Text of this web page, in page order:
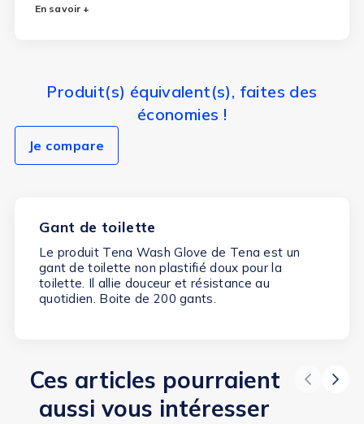
En savoir +
Produit(s) équivalent(s), faites des
économies !
Je compare
Gant de toilette
Le produit Tena Wash Glove de Tena est un
gant de toilette non plastifié doux pour la
toilette. Il allie douceur et résistance au
quotidien. Boite de 200 gants.
Ces articles pourraient
aussi vous intéresser